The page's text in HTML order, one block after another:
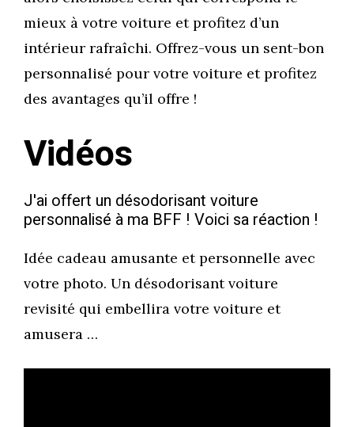
mieux à votre voiture et profitez d’un
intérieur rafraîchi. Offrez-vous un sent-bon
personnalisé pour votre voiture et profitez
des avantages qu’il offre !
Vidéos
J'ai offert un désodorisant voiture
personnalisé à ma BFF ! Voici sa réaction !
Idée cadeau amusante et personnelle avec
votre photo. Un désodorisant voiture
revisité qui embellira votre voiture et
amusera …